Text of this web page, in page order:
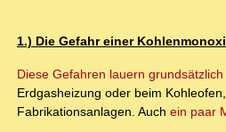
1.) Die Gefahr einer
Diese Gefahren lauern
Erdgasheizung oder beim
Fabrikationsanlagen. Auch ein paar